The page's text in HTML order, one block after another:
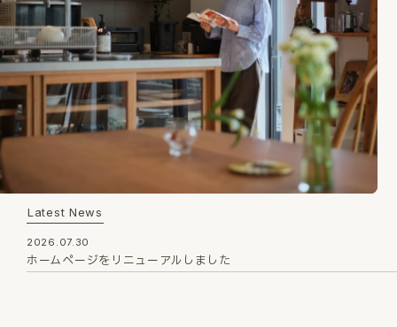
Latest News
2026.07.30
ホームページをリニューアルしました